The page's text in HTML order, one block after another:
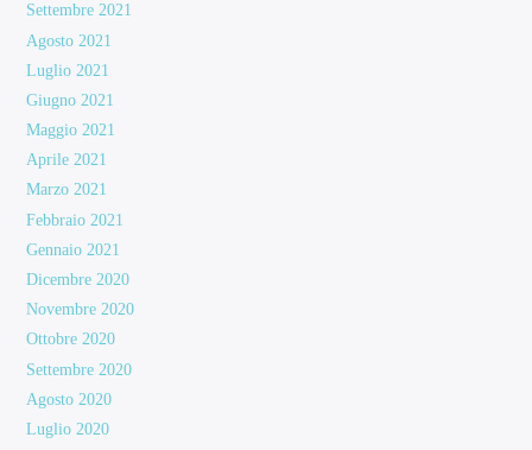
Settembre 2021
Agosto 2021
Luglio 2021
Giugno 2021
Maggio 2021
Aprile 2021
Marzo 2021
Febbraio 2021
Gennaio 2021
Dicembre 2020
Novembre 2020
Ottobre 2020
Settembre 2020
Agosto 2020
Luglio 2020